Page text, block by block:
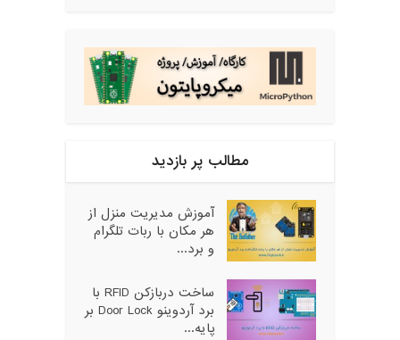
مطالب پر بازدید
آموزش مدیریت منزل از
هر مکان با ربات تلگرام
و برد...
ساخت دربازکن RFID با
برد آردوینو Door Lock بر
پایه...